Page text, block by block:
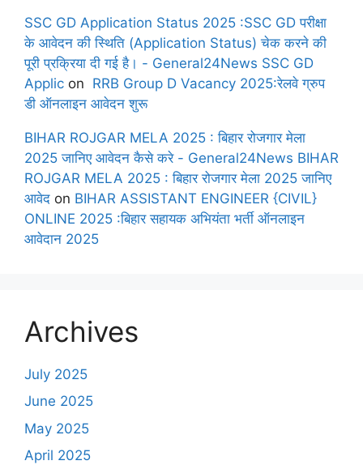
SSC GD Application Status 2025 :SSC GD परीक्षा
के आवेदन की स्थिति (Application Status) चेक करने की
पूरी प्रक्रिया दी गई है। - General24News SSC GD
Applic on RRB Group D Vacancy 2025:रेलवे ग्रुप
डी ऑनलाइन आवेदन शुरू
BIHAR ROJGAR MELA 2025 : बिहार रोजगार मेला
2025 जानिए आवेदन कैसे करे - General24News BIHAR
ROJGAR MELA 2025 : बिहार रोजगार मेला 2025 जानिए
आवेद on BIHAR ASSISTANT ENGINEER {CIVIL}
ONLINE 2025 :बिहार सहायक अभियंता भर्ती ऑनलाइन
आवेदान 2025
Archives
July 2025
June 2025
May 2025
April 2025